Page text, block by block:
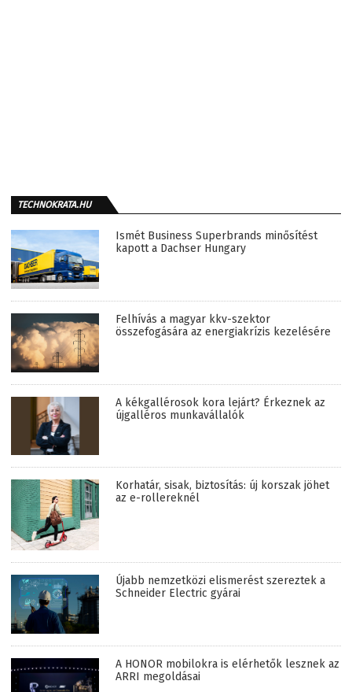
TECHNOKRATA.HU
Ismét Business Superbrands minősítést
kapott a Dachser Hungary
Felhívás a magyar kkv-szektor
összefogására az energiakrízis kezelésére
A kékgallérosok kora lejárt? Érkeznek az
újgalléros munkavállalók
Korhatár, sisak, biztosítás: új korszak jöhet
az e-rollereknél
Újabb nemzetközi elismerést szereztek a
Schneider Electric gyárai
A HONOR mobilokra is elérhetők lesznek az
ARRI megoldásai